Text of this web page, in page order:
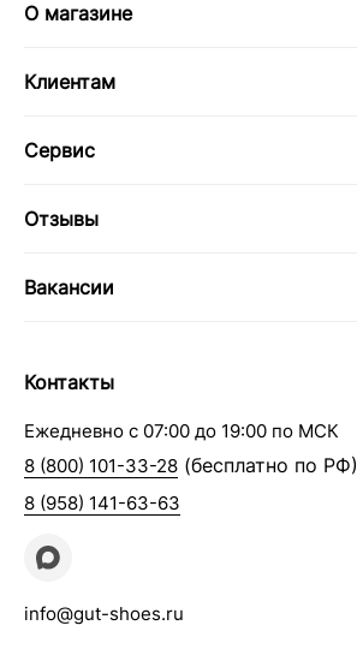
О магазине
Клиентам
Сервис
Отзывы
Вакансии
Контакты
Ежедневно с 07:00 до 19:00 по МСК
8 (800) 101-33-28 (бесплатно по РФ)
8 (958) 141-63-63
info@gut-shoes.ru